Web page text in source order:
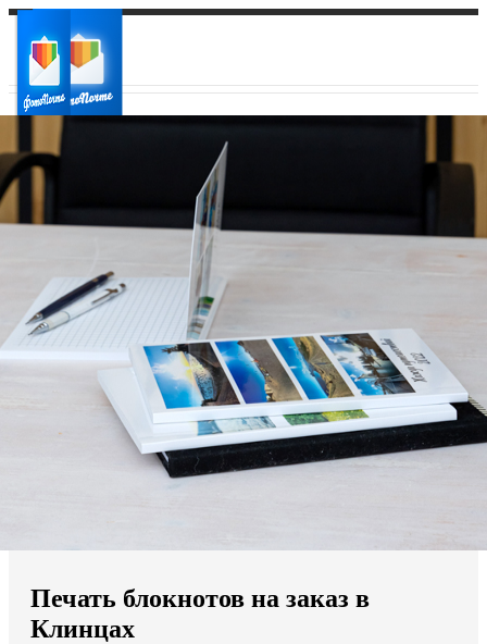
Ваш регион доставки
Выберите из списка:
Мы доставляем по всему миру
Продолжить без города
Печать блокнотов на заказ в
Клинцах